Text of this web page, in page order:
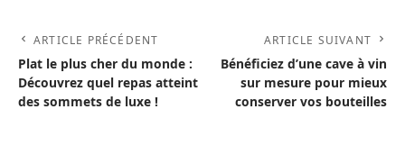
ARTICLE PRÉCÉDENT
Plat le plus cher du monde :
Découvrez quel repas atteint
des sommets de luxe !
ARTICLE SUIVANT
Bénéficiez d’une cave à vin
sur mesure pour mieux
conserver vos bouteilles